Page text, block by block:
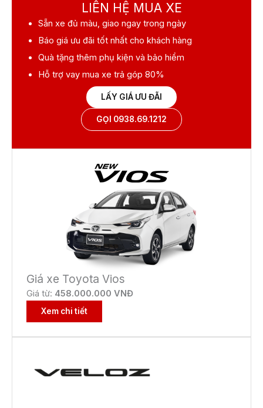
LIÊN HỆ MUA XE
Sẵn xe đủ màu, giao ngay trong ngày
Báo giá ưu đãi tốt nhất cho khách hàng
Quà tặng thêm phụ kiện và bảo hiểm
Hỗ trợ vay mua xe trả góp 80%
LẤY GIÁ ƯU ĐÃI
GỌI 0938.69.1212
Giá xe Toyota Vios
Giá từ: 458.000.000 VNĐ
Xem chi tiết